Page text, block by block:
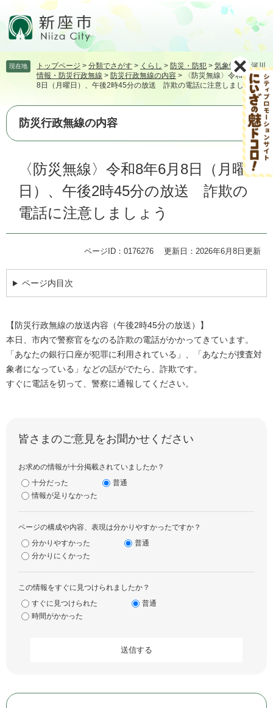
頭飛
て
文
現在地 トップページ > 分類でさがす > くらし > 防災・防犯 > 気象情報・河川
情報・防災行政無線 > 防災行政無線の内容 >
〈防災無線〉令和8年6月
8日（月曜日）、午後2時45分の放送 詐欺の電話に注意しましょう
防災行政無線の内容
〈防災無線〉令和8年6月8日（月曜
日）、午後2時45分の放送 詐欺の
電話に注意しましょう
ページID：0176276 更新日：2026年6月8日更新
ページ内目次
【防災行政無線の放送内容（午後2時45分の放送）】
本日、市内で警察官をなのる詐欺の電話がかかってきています。
「あなたの銀行口座が犯罪に利用されている」、「あなたが捜査対
象者になっている」などの話がでたら、詐欺です。
すぐに電話を切って、警察に通報してください。
皆さまのご意見をお聞かせください
お求めの情報が十分掲載されていましたか？
十分だった
普通
情報が足りなかった
ページの構成や内容、表現は分かりやすかったですか？
分かりやすかった
普通
分かりにくかった
この情報をすぐに見つけられましたか？
すぐに見つけられた
普通
時間がかかった